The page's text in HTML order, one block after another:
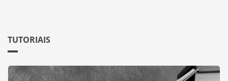
TUTORIAIS